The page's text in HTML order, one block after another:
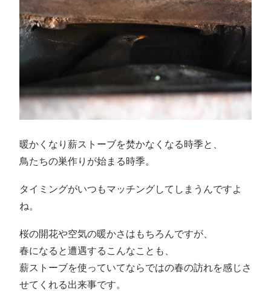
暖かくなり薪ストーブを焚かなくなる時季と、
鳥たちの巣作りが始まる時季。
タイミングがいつもマッチングしてしまうんですよ
ね。
桜の開花や空気の暖かさはもちろんですが、
春になると遭遇するこんなことも、
薪ストーブを使っていてならではの春の訪れを感じさ
せてくれる出来事です。